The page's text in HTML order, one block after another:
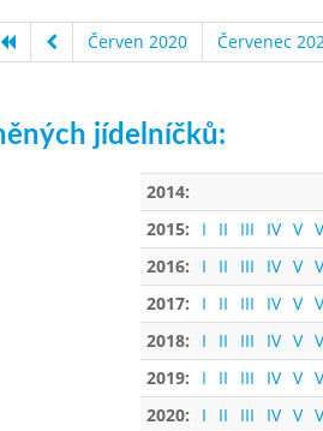
Červen 2020 Červenec
jídelníčků:
2014:
2015:
I II III IV V
2016:
I II III IV V
2017:
I II III IV V
2018:
I II III IV V
2019:
I II III IV V
2020:
I II III IV V